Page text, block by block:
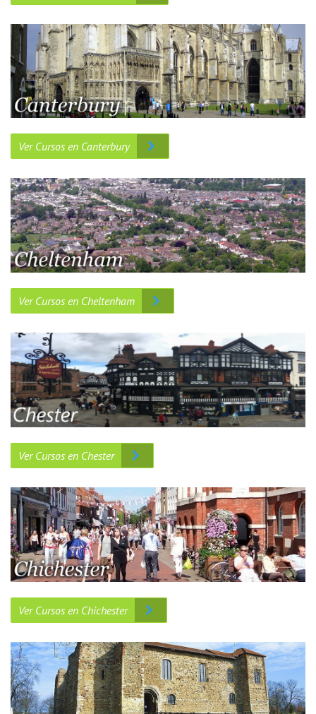
Ver Cursos en Canterbury
Ver Cursos en Cheltenham
Ver Cursos en Chester
Ver Cursos en Chichester